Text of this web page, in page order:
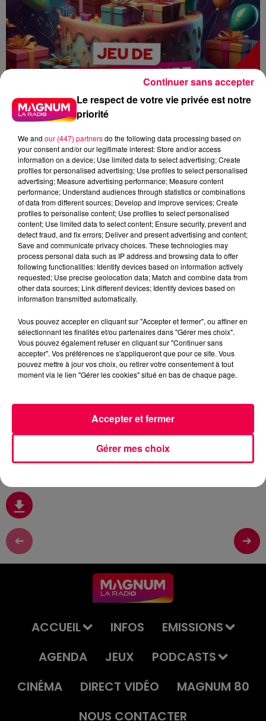
MAGNUM LA RADIO
MAGNUM DRIVE
LE JEU DE L'ANNIVERSAIRE
VOSGES
LA BAFFE
NATHAN SLAMA
(MAGNUM DRIVE) Le jeu de l'anniversaire du Jeudi
11 Juin
0:00 2 min 15 sec
11 juin 2026 - 2 min 15 sec
DU JEUDI 11 JUIN
(MAGNUM DRIVE) Le jeu de l'anniversaire du Jeudi 11
Juin
ACCUEIL INFOS
EMISSIONS
AGENDA
JEUX
PODCASTS
CINÉMA
DIRECT VIDÉO
MAGNUM 80
NOUS CONTACTER
Le respect de votre vie privée est notre
priorité
We and our (447) partnersdo the following data processing based on
your consent and/or our legitimate interest: Store and/or access
information on a device; Use limited data to select advertising; Create
profiles for personalised advertising; Use profiles to select personalised
advertising; Measure advertising performance; Measure content
performance; Understand audiences through statistics or combinations
of data from different sources; Develop and improve services; Create
profiles to personalise content; Use profiles to select personalised
content; Use limited data to select content; Ensure security, prevent and
detect fraud, and fix errors; Deliver and present advertising and content;
Save and communicate privacy choices. These technologies may
process personal data such as IP address and browsing data to offer
following functionalities: Identify devices based on information actively
requested; Use precise geolocation data; Match and combine data from
other data sources; Link different devices; Identify devices based on
information transmitted automatically.
Vous pouvez accepter en cliquant sur "Accepter et fermer", ou affiner en
sélectionnant les finalités et/ou partenaires dans "Gérer mes choix".
Vous pouvez également refuser en cliquant sur "Continuer sans
accepter". Vos préférences ne s'appliqueront que pour ce site. Vous
pouvez mettre à jour vos choix, ou retirer votre consentement à tout
moment via le lien "Gérer les cookies" situé en bas de chaque page.
Gérer mes choix
Accepter et fermer
Continuer sans accepter